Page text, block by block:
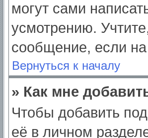
могут сами
усмотрению.
сообщение, если на
Вернуться к началу
» Как мне
Чтобы добавить
её в личном